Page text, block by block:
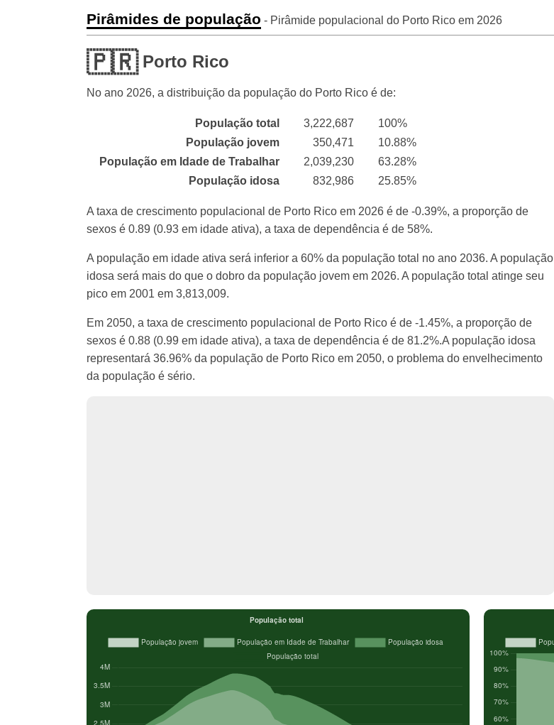
Pirâmides de população - Pirâmide populacional do Porto Rico em 2026
🇵🇷Porto Rico
No ano 2026, a distribuição da população do Porto Rico é de:
População total 3,222,687
100%
População jovem
350,471
10.88%
População em Idade de Trabalhar
2,039,230
63.28%
População idosa
832,986 25.85%
A taxa de crescimento populacional de Porto Rico em 2026 é de -0.39%, a proporção de
sexos é 0.89 (0.93 em idade ativa), a taxa de dependência é de 58%.
A população em idade ativa será inferior a 60% da população total no ano 2036. A população
idosa será mais do que o dobro da população jovem em 2026. A população total atinge seu
pico em 2001 em 3,813,009.
Em 2050, a taxa de crescimento populacional de Porto Rico é de -1.45%, a proporção de
sexos é 0.88 (0.99 em idade ativa), a taxa de dependência é de 81.2%.A população idosa
representará 36.96% da população de Porto Rico em 2050, o problema do envelhecimento
da população é sério.